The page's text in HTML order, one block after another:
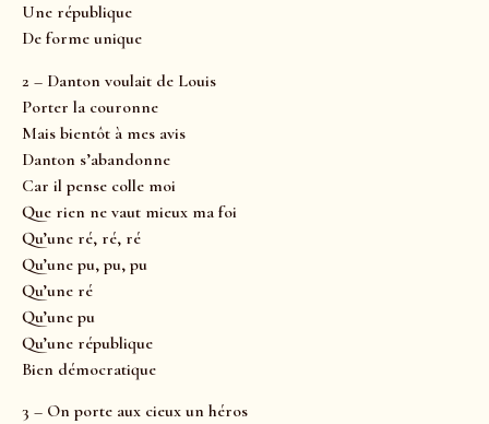
Une république
De forme unique
2 – Danton voulait de Louis
Porter la couronne
Mais bientôt à mes avis
Danton s’abandonne
Car il pense colle moi
Que rien ne vaut mieux ma foi
Qu’une ré, ré, ré
Qu’une pu, pu, pu
Qu’une ré
Qu’une pu
Qu’une république
Bien démocratique
3 – On porte aux cieux un héros